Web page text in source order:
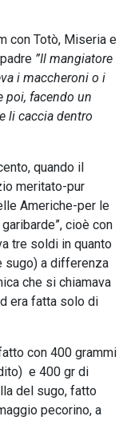
con Totò, Miseria e
”Il mangiatore
i maccheroni o i
poi, facendo un
li caccia dentro
quando il
meritato-pur
Americhe-per le
cioè con
tre soldi in quanto
sugo) a differenza
che si chiamava
era fatta solo di
con 400 grammi
e 400 gr di
del sugo, fatto
pecorino, a